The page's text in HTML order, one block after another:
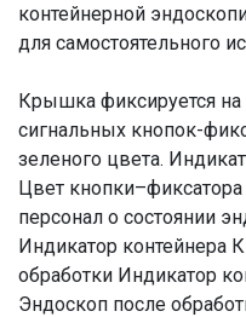
контейнерной
для самостоятельного
Крышка фиксируется
сигнальных кнопок-
зеленого цвета.
Цвет
персонал о состоянии
Индикатор контейнера
обработки Индикатор
Эндоскоп после